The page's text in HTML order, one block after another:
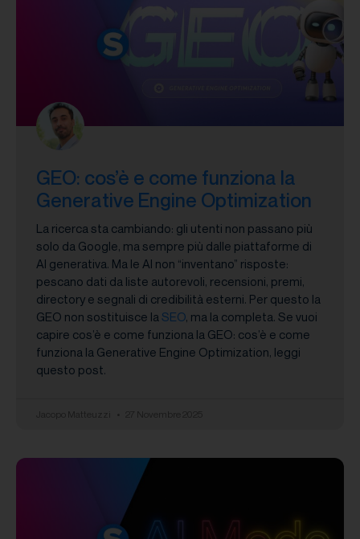
GEO: cos’è e come funziona la
Generative Engine Optimization
La ricerca sta cambiando: gli utenti non passano più
solo da Google, ma sempre più dalle piattaforme di
AI generativa. Ma le AI non “inventano” risposte:
pescano dati da liste autorevoli, recensioni, premi,
directory e segnali di credibilità esterni. Per questo la
GEO non sostituisce la SEO, ma la completa. Se vuoi
capire cos’è e come funziona la GEO: cos’è e come
funziona la Generative Engine Optimization, leggi
questo post.